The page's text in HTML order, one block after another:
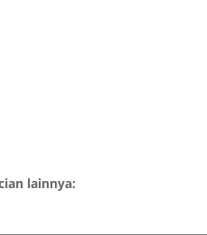
lainnya: